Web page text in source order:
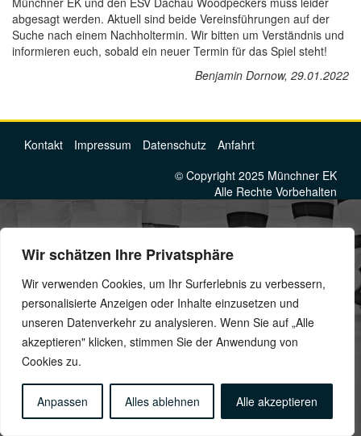
Wir schätzen Ihre Privatsphäre
Wir verwenden Cookies, um Ihr Surferlebnis zu verbessern,
personalisierte Anzeigen oder Inhalte einzusetzen und
unseren Datenverkehr zu analysieren. Wenn Sie auf „Alle
akzeptieren" klicken, stimmen Sie der Anwendung von
Cookies zu.
Anpassen Alles ablehnen Alle akzeptieren
abgesagt werden. Aktuell sind beide Vereinsführungen auf der
Suche nach einem Nachholtermin. Wir bitten um Verständnis und
informieren euch, sobald ein neuer Termin für das Spiel steht!
Benjamin Dornow, 29.01.2022
Kontakt Impressum Datenschutz
Anfahrt
© Copyright 2025 Münchner EK
Alle Rechte Vorbehalten